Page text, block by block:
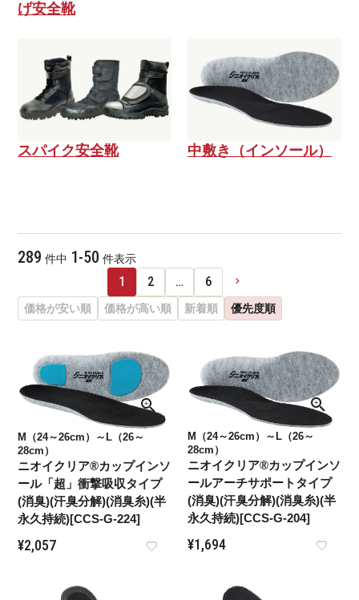
げ安全靴
スパイク安全靴 中敷き（インソール）
価格が安い順 価格が高い順 新着順 優先度順
289 件中 1-50 件表示
1 2 … 6
M（24～26cm）～L（26～
28cm）
ニオイクリア®カップインソ
ール「超」衝撃吸収タイプ
(消臭)(汗臭分解)(消臭糸)(半
永久持続)[CCS-G-224]
¥2,057
M（24～26cm）～L（26～
28cm）
ニオイクリア®カップインソ
ールアーチサポートタイプ
(消臭)(汗臭分解)(消臭糸)(半
永久持続)[CCS-G-204]
¥1,694